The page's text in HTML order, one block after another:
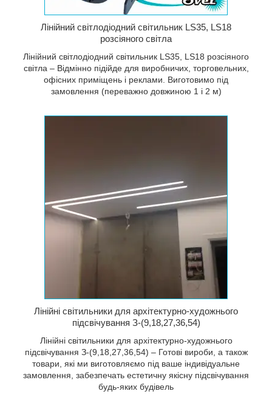
Лінійний світлодіодний світильник LS35, LS18
розсіяного світла
Лінійний світлодіодний світильник LS35, LS18 розсіяного
світла – Відмінно підійде для виробничих, торговельних,
офісних приміщень і реклами. Виготовимо під
замовлення (переважно довжиною 1 і 2 м)
Лінійні світильники для архітектурно-художнього
підсвічування З-(9,18,27,36,54)
Лінійні світильники для архітектурно-художнього
підсвічування З-(9,18,27,36,54) – Готові вироби, а також
товари, які ми виготовляємо під ваше індивідуальне
замовлення, забезпечать естетичну якісну підсвічування
будь-яких будівель